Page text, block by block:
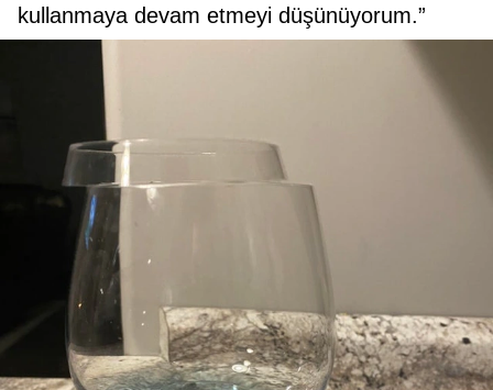
kullanmaya devam etmeyi düşünüyorum.”